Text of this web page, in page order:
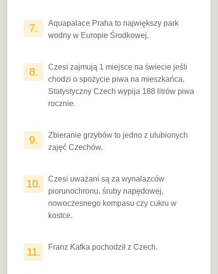
7.
Aquapalace Praha to największy park
wodny w Europie Środkowej.
8.
Czesi zajmują 1 miejsce na świecie jeśli
chodzi o spożycie piwa na mieszkańca.
Statystyczny Czech wypija 188 litrów piwa
rocznie.
9.
Zbieranie grzybów to jedno z ulubionych
zajęć Czechów.
10.
Czesi uważani są za wynalazców
piorunochronu, śruby napędowej,
nowoczesnego kompasu czy cukru w
kostce.
11. Franz Kafka pochodził z Czech.